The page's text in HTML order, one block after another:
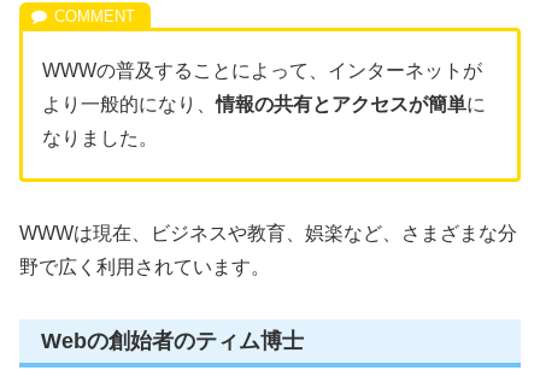
WWWの普及することによって、インターネットが
より一般的になり、情報の共有とアクセスが簡単に
なりました。
WWWは現在、ビジネスや教育、娯楽など、さまざまな分
野で広く利用されています。
Webの創始者のティム博士